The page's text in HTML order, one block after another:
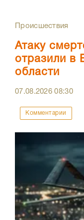
Происшествия
Атаку
отразили в
области
07.08.202608:30
Комментарии